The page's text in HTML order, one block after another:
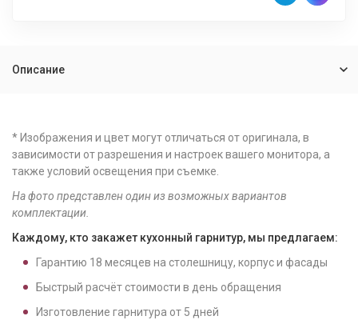
Описание
* Изображения и цвет могут отличаться от оригинала, в
зависимости от разрешения и настроек вашего монитора, а
также условий освещения при съемке.
На фото представлен один из возможных вариантов
комплектации.
Каждому, кто закажет кухонный гарнитур, мы предлагаем:
Гарантию 18 месяцев на столешницу, корпус и фасады
Быстрый расчёт стоимости в день обращения
Изготовление гарнитура от 5 дней